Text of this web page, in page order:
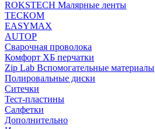
ROKSTECH Малярные ленты
ТЕСКОМ
EASYMAX
AUTOP
Сварочная проволока
Комфорт ХБ перчатки
Zip Lab Вспомогательные материалы
Полировальные диски
Ситечки
Тест-пластины
Салфетки
Дополнительно